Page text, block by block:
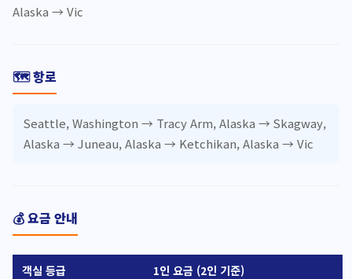
Alaska → Vic
🗺️ 항로
Seattle, Washington → Tracy Arm, Alaska → Skagway,
Alaska → Juneau, Alaska → Ketchikan, Alaska → Vic
💰 요금 안내
객실 등급
1인 요금 (2인 기준)